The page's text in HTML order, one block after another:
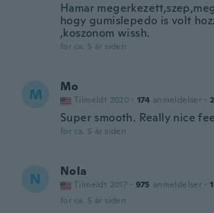
Hamar
hogy gumislepedo is volt
,koszonom wissh.
for ca. 5 år siden
M Mo
Tilmeldt 2020 · 174 anmeldelser ·
Super smooth. Really nice
for ca. 5 år siden
N Nola
Tilmeldt 2017 · 975 anmeldelser · 1
for ca. 5 år siden